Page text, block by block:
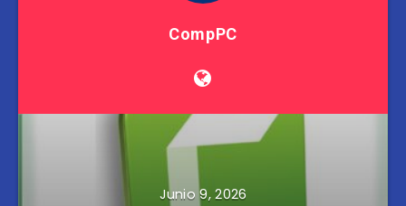
CompPC
Junio 9, 2026